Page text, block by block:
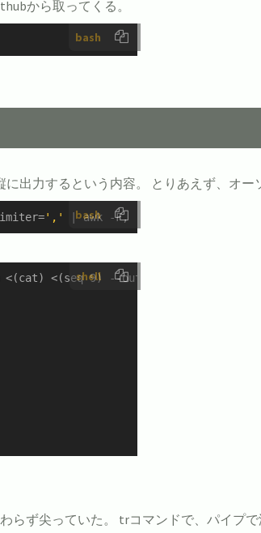
から取ってくる。
bash
出力するという内容。 とりあえず、オー
bash
',' | awk -F,
shell
<(cat) <(seq 9) --output-
らず尖っていた。 trコマンドで、パイプ